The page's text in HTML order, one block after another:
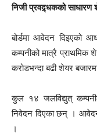
निजी प्रवद्र्धकको
बोर्डमा आवेदन दिइएको
कम्पनीको मात्रै प्राथमिक
करोडभन्दा बढी शेयर
कुल १४ जलविद्युत्
निवेदन दिएका छन् ।
।